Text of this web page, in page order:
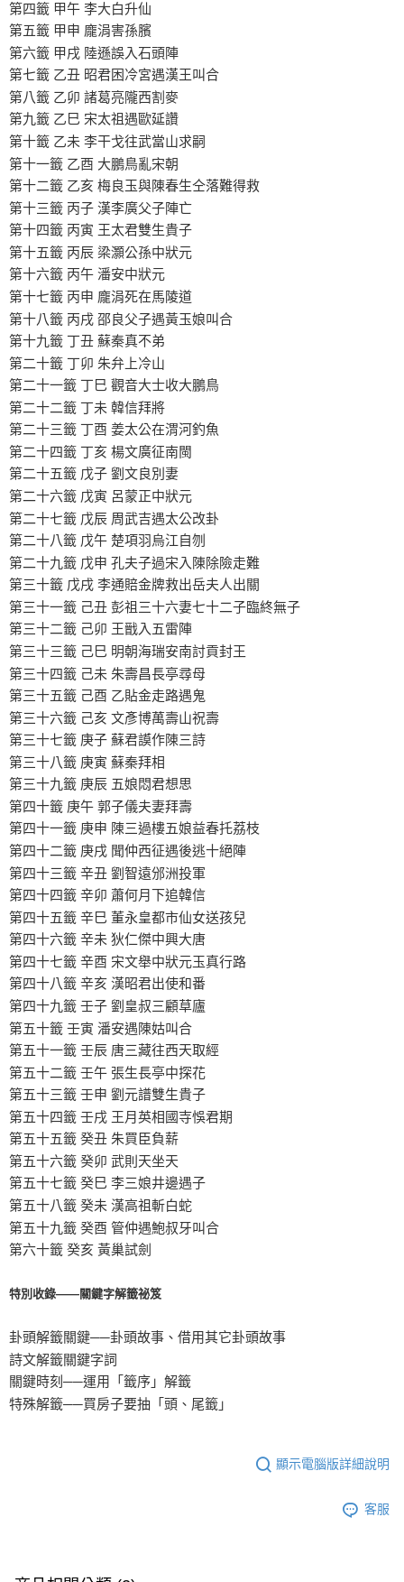
第四籤 甲午 李大白升仙
第五籤 甲申 龐涓害孫臏
第六籤 甲戌 陸遜誤入石頭陣
第七籤 乙丑 昭君困冷宮遇漢王叫合
第八籤 乙卯 諸葛亮隴西割麥
第九籤 乙巳 宋太祖遇歐延讚
第十籤 乙未 李干戈往武當山求嗣
第十一籤 乙酉 大鵬鳥亂宋朝
第十二籤 乙亥 梅良玉與陳春生仝落難得救
第十三籤 丙子 漢李廣父子陣亡
第十四籤 丙寅 王太君雙生貴子
第十五籤 丙辰 梁灝公孫中狀元
第十六籤 丙午 潘安中狀元
第十七籤 丙申 龐涓死在馬陵道
第十八籤 丙戌 邵良父子遇黃玉娘叫合
第十九籤 丁丑 蘇秦真不弟
第二十籤 丁卯 朱弁上冷山
第二十一籤 丁巳 觀音大士收大鵬鳥
第二十二籤 丁未 韓信拜將
第二十三籤 丁酉 姜太公在渭河釣魚
第二十四籤 丁亥 楊文廣征南閩
第二十五籤 戊子 劉文良別妻
第二十六籤 戊寅 呂蒙正中狀元
第二十七籤 戊辰 周武吉遇太公改卦
第二十八籤 戊午 楚項羽烏江自刎
第二十九籤 戊申 孔夫子過宋入陳除險走難
第三十籤 戊戌 李通賠金牌救出岳夫人出關
第三十一籤 己丑 彭祖三十六妻七十二子臨終無子
第三十二籤 己卯 王戩入五雷陣
第三十三籤 己巳 明朝海瑞安南討貢封王
第三十四籤 己未 朱壽昌長亭尋母
第三十五籤 己酉 乙貼金走路遇鬼
第三十六籤 己亥 文彥博萬壽山祝壽
第三十七籤 庚子 蘇君謨作陳三詩
第三十八籤 庚寅 蘇秦拜相
第三十九籤 庚辰 五娘悶君想思
第四十籤 庚午 郭子儀夫妻拜壽
第四十一籤 庚申 陳三過樓五娘益春托荔枝
第四十二籤 庚戌 聞仲西征遇後逃十絕陣
第四十三籤 辛丑 劉智遠邠洲投軍
第四十四籤 辛卯 蕭何月下追韓信
第四十五籤 辛巳 董永皇都市仙女送孩兒
第四十六籤 辛未 狄仁傑中興大唐
第四十七籤 辛酉 宋文舉中狀元玉真行路
第四十八籤 辛亥 漢昭君出使和番
第四十九籤 壬子 劉皇叔三顧草廬
第五十籤 壬寅 潘安遇陳姑叫合
第五十一籤 壬辰 唐三藏往西天取經
第五十二籤 壬午 張生長亭中探花
第五十三籤 壬申 劉元譜雙生貴子
第五十四籤 壬戌 王月英相國寺悞君期
第五十五籤 癸丑 朱買臣負薪
第五十六籤 癸卯 武則天坐天
第五十七籤 癸巳 李三娘井邊遇子
第五十八籤 癸未 漢高祖斬白蛇
第五十九籤 癸酉 管仲遇鮑叔牙叫合
第六十籤 癸亥 黃巢試劍
特別收錄——關鍵字解籤祕笈
卦頭解籤關鍵──卦頭故事、借用其它卦頭故事
詩文解籤關鍵字詞
關鍵時刻──運用「籤序」解籤
特殊解籤──買房子要抽「頭、尾籤」
顯示電腦版詳細說明
客服